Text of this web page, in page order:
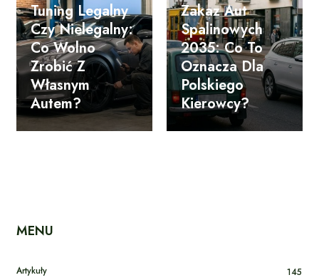
Tuning Legalny
Czy Nielegalny:
Co Wolno
Zrobić Z
Własnym
Autem?
Zakaz Aut
Spalinowych
2035: Co To
Oznacza Dla
Polskiego
Kierowcy?
MENU
Artykuły 145